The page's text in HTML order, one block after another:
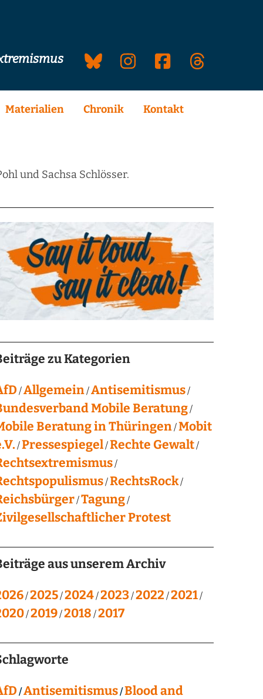
Materialien Chronik Kontakt
und Sachsa Schlösser.
zu Kategorien
Allgemein Antisemitismus
Mobile Beratung
Beratung in Thüringen Mobit
Pressespiegel Rechte Gewalt
RechtsRock
Tagung
Protest
aus unserem Archiv
2025 2024 2023 2022 2021
2019 2018 2017
Antisemitismus Blood and